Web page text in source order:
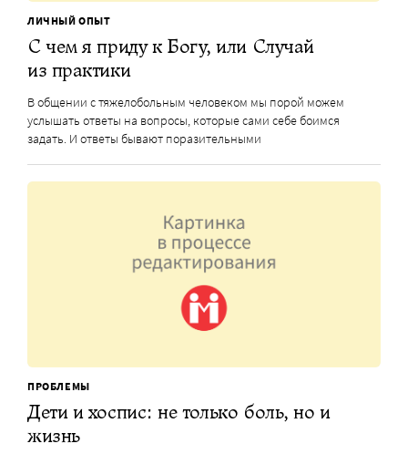
ЛИЧНЫЙ ОПЫТ
С чем я приду к Богу, или Случай
из практики
В общении с тяжелобольным человеком мы порой можем
услышать ответы на вопросы, которые сами себе боимся
задать. И ответы бывают поразительными
ПРОБЛЕМЫ
Дети и хоспис: не только боль, но и
жизнь